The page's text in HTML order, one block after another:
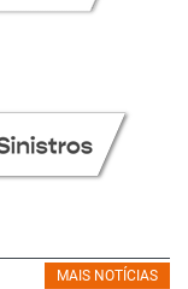
MAIS NOTÍCIAS